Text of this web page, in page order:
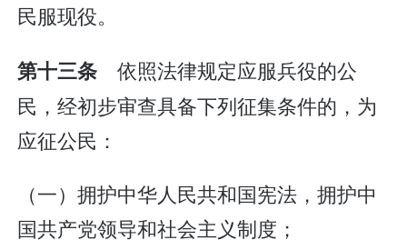
民服现役。
第十三条 依照法律规定应服兵役的公
民，经初步审查具备下列征集条件的，为
应征公民：
（一）拥护中华人民共和国宪法，拥护中
国共产党领导和社会主义制度；